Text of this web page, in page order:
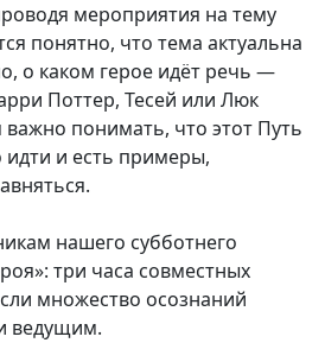
мероприятия на тему
понятно, что тема актуальна
о каком герое идёт речь —
Поттер, Тесей или Люк
понимать, что этот Путь
и есть примеры,
нашего субботнего
три часа совместных
множество осознаний
ведущим.